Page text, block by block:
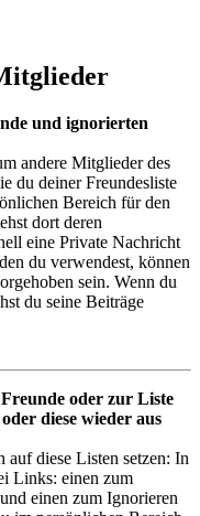
und ignorierten
andere Mitglieder des
du deiner Freundesliste
Bereich für den
dort deren
eine Private Nachricht
du verwendest, können
sein. Wenn du
du seine Beiträge
oder zur Liste
diese wieder aus
diese Listen setzen: In
Links: einen zum
einen zum Ignorieren